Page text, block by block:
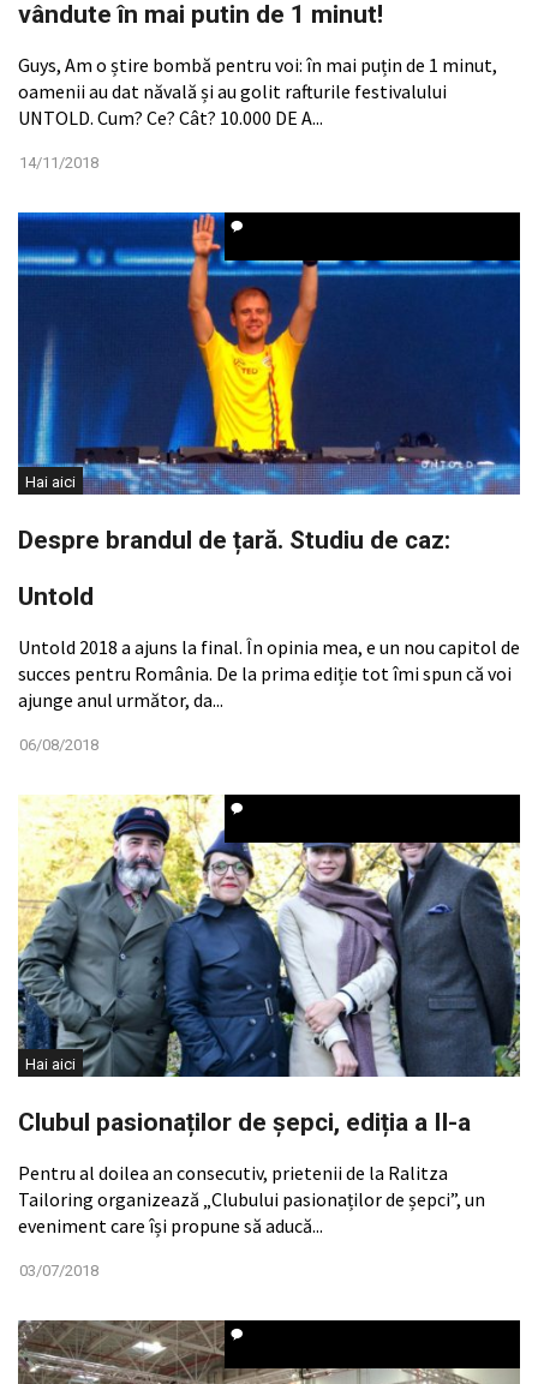
vândute în mai putin de 1 minut!
Guys, Am o știre bombă pentru voi: în mai puțin de 1 minut,
oamenii au dat năvală și au golit rafturile festivalului
UNTOLD. Cum? Ce? Cât? 10.000 DE A...
14/11/2018
Hai aici
Despre brandul de țară. Studiu de caz:
Untold
Untold 2018 a ajuns la final. În opinia mea, e un nou capitol de
succes pentru România. De la prima ediție tot îmi spun că voi
ajunge anul următor, da...
06/08/2018
Hai aici
Clubul pasionaților de șepci, ediția a II-a
Pentru al doilea an consecutiv, prietenii de la Ralitza
Tailoring organizează „Clubului pasionaților de șepci”, un
eveniment care își propune să aducă...
03/07/2018